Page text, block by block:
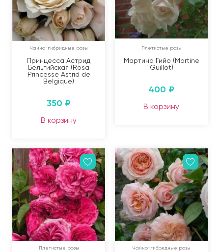
Чайно-гибридные розы
Принцесса Астрид
Бельгийская (Rosa
Princesse Astrid de
Belgique)
350 ₽
В корзину
Плетистые розы
Мартина Гийо (Martine
Guillot)
400 ₽
В корзину
Плетистые розы Чайно-гибридные розы